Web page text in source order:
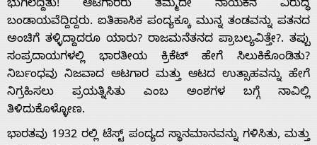
ಭುಗಿಲೆದ್ದಿತು! ಆಟಗಾರರು ತಮ್ಮದೇ ನಾಯಕನ ವಿರುದ್ಧ
ಬಂಡಾಯವೆದ್ದಿದ್ದರು. ಐತಿಹಾಸಿಕ ಪಂದ್ಯಕ್ಕೂ ಮುನ್ನ ತಂಡವನ್ನು ಪತನದ
ಅಂಚಿಗೆ ತಳ್ಳಿದ್ದಾದರೂ ಯಾರು? ರಾಜಮನೆತನದ ಪ್ರಾಬಲ್ಯವಿತ್ತೇ?. ತಪ್ಪು
ಸಂಪ್ರದಾಯಗಳಲ್ಲಿ ಭಾರತೀಯ ಕ್ರಿಕೆಟ್ ಹೇಗೆ ಸಿಲುಕಿಕೊಂಡಿತು?
ನಿರ್ಬಂಧವು ನಿಜವಾದ ಆಟಗಾರ ಮತ್ತು ಆಟದ ಉತ್ಸಾಹವನ್ನು ಹೇಗೆ
ನಿಗ್ರಹಿಸಲು ಪ್ರಯತ್ನಿಸಿತು ಎಂಬ ಅಂಶಗಳ ಬಗ್ಗೆ ನಾವಿಲ್ಲಿ
ತಿಳಿದುಕೊಳ್ಳೋಣ.
ಭಾರತವು 1932 ರಲ್ಲಿ ಟೆಸ್ಟ್ ಪಂದ್ಯದ ಸ್ಥಾನಮಾನವನ್ನು ಗಳಿಸಿತು, ಮತ್ತು